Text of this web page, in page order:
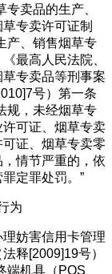
卖品的生产、
专卖许可证制
产、销售烟草专
最高人民法院、
专卖品等刑事案
号）第一条
规，未经烟草专
可证、烟草专卖
证、烟草专卖零
情节严重的，依
定罪处罚。”
为
妨害信用卡管理
释[2009]19号）
端机具（POS